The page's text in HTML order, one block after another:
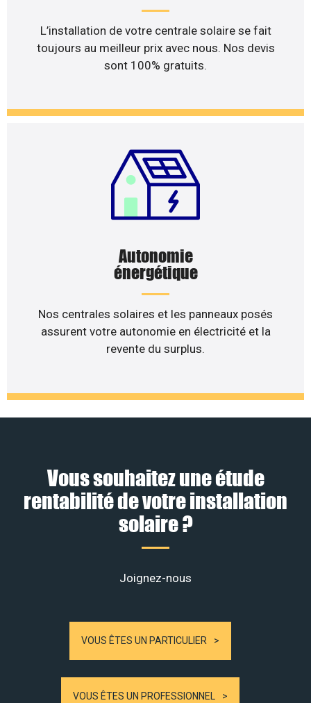
L’installation de votre centrale solaire se fait
toujours au meilleur prix avec nous. Nos devis
sont 100% gratuits.
Autonomie
énergétique
Nos centrales solaires et les panneaux posés
assurent votre autonomie en électricité et la
revente du surplus.
Vous souhaitez une étude
rentabilité de votre installation
solaire ?
Joignez-nous
VOUS ÊTES UN PARTICULIER
VOUS ÊTES UN PROFESSIONNEL